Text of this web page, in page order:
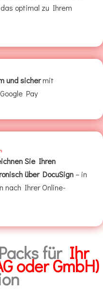
optimal zu Ihrem
und sichermit
Pay
Sie Ihren
über DocuSign – in
nach Ihrer Online-
für Ihr
oder GmbH)